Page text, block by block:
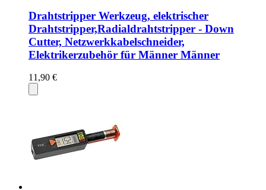
Drahtstripper Werkzeug, elektrischer
Drahtstripper,Radialdrahtstripper - Down
Cutter, Netzwerkkabelschneider,
Elektrikerzubehör für Männer Männer
11,90 €